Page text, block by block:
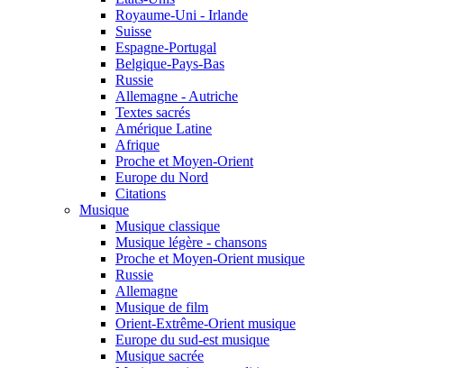
Royaume-Uni - Irlande
Suisse
Espagne-Portugal
Belgique-Pays-Bas
Russie
Allemagne - Autriche
Textes sacrés
Amérique Latine
Afrique
Proche et Moyen-Orient
Europe du Nord
Citations
Musique
Musique classique
Musique légère - chansons
Proche et Moyen-Orient musique
Russie
Allemagne
Musique de film
Orient-Extrême-Orient musique
Europe du sud-est musique
Musique sacrée